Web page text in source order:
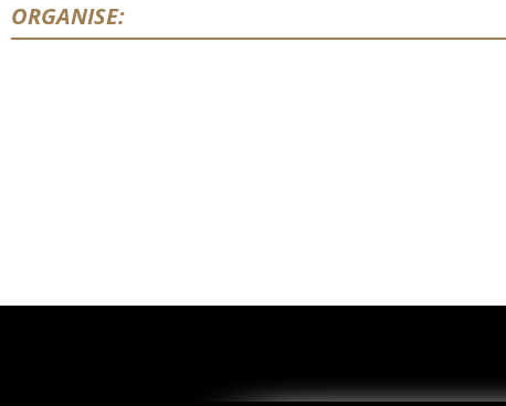
ORGANISE: